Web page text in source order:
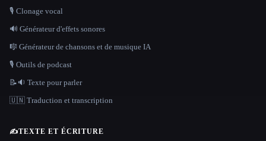
🎙️ Clonage vocal
🔊 Générateur d'effets sonores
🎼 Générateur de chansons et de musique IA
🎙️ Outils de podcast
📝🔉 Texte pour parler
🇺🇳 Traduction et transcription
✍️TEXTE ET ÉCRITURE